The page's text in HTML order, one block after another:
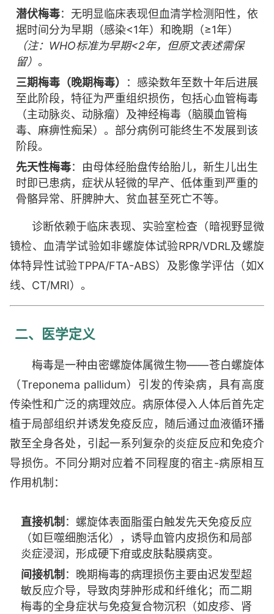
潜伏梅毒：无明显临床表现但血清学检测阳性，依
据时间分为早期（感染<1年）和晚期（≥1年）
（注：WHO标准为早期<2年，但原文表述需保
留） 。
三期梅毒（晚期梅毒）
：感染数年至数十年后进展
至此阶段，特征为严重组织损伤，包括心血管梅毒
（主动脉炎、动脉瘤）及神经梅毒（脑膜血管梅
毒、麻痹性痴呆）。部分病例可能终生不发展到该
阶段。
先天性梅毒：由母体经胎盘传给胎儿，新生儿出生
时即已患病，症状从轻微的早产、低体重到严重的
骨骼异常、肝脾肿大、贫血甚至死亡不等。
诊断依赖于临床表现、实验室检查（暗视野显微
镜检、血清学试验如非螺旋体试验RPR/VDRL及螺旋
体特异性试验TPPA/FTA-ABS）及影像学评估（如X
线、CT/MRI）。
二、医学定义
梅毒是一种由密螺旋体属微生物——苍白螺旋体
（Treponema pallidum）引发的传染病，具有高度
传染性和广泛的病理效应。病原体侵入人体后首先定
植于局部组织并诱发免疫反应，随后通过血液循环播
散至全身各处，引起一系列复杂的炎症反应和免疫介
导损伤。不同分期对应着不同程度的宿主-病原相互
作用机制：
直接机制 ：螺旋体表面脂蛋白触发先天免疫反应
（如巨噬细胞活化），诱导血管内皮损伤和局部
炎症浸润，形成硬下疳或皮肤黏膜病变。
间接机制 ：晚期梅毒的病理损伤主要由迟发型超
敏反应介导，导致肉芽肿形成和纤维化；而二期
梅毒的全身症状与免疫复合物沉积（如皮疹、肾